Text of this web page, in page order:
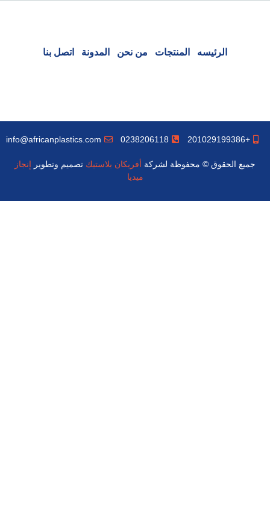
الرئيسه المنتجات من نحن المدونة اتصل بنا
جميع الحقوق © محفوظة لشركة أفريكان بلاستيك تصميم وتطوير إنجاز
ميديا
+201029199386
0238206118
info@africanplastics.com